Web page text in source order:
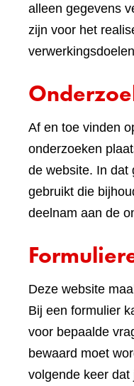
alleen gegevens
zijn voor het
Af en toe vinden
onderzoeken
de website. In dat
gebruikt die
deelnam aan de
Deze website
Bij een formulier
voor bepaalde
bewaard moet
volgende keer